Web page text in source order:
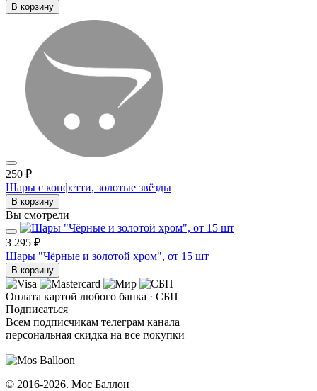
В корзину
250 ₽
Шары с конфетти, золотые звёзды
В корзину
Вы смотрели
3 295 ₽
Шары "Чёрные и золотой хром", от 15 шт
В корзину
Оплата картой любого банка · СБП
Подписаться
Всем подписчикам телеграм канала
персональная скидка на все покупки
© 2016-2026. Мос Баллон